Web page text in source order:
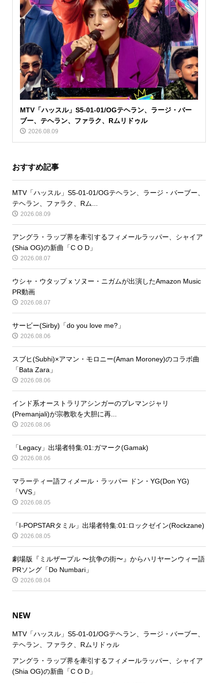
MTV「ハッスル」S5-01-01/OGテヘラン、ラージ・バー
ブー、テヘラン、ファラク、Rムリドゥル
2026.08.09
おすすめ記事
MTV「ハッスル」S5-01-01/OGテヘラン、ラージ・バーブー、
テヘラン、ファラク、Rム...
2026.08.09
アングラ・ラップ界を牽引するフィメールラッパー、シャイア
(Shia OG)の新曲「C O D」
2026.08.07
ウシャ・ウタップ x ソヌー・ニガムが出演したAmazon Music
PR動画
2026.08.07
サービー(Sirby)「do you love me?」
2026.08.06
スブヒ(Subhi)×アマン・モロニー(Aman Moroney)のコラボ曲
「Bata Zara」
2026.08.06
インド系オーストラリアシンガーのプレマンジャリ
(Premanjali)が宗教歌を大胆に再...
2026.08.06
「Legacy」出場者特集:01:ガマーク(Gamak)
2026.08.06
マラーティー語フィメール・ラッパー ドン・YG(Don YG)
「VVS」
2026.08.05
「I-POPSTARタミル」出場者特集:01:ロックゼイン(Rockzane)
2026.08.05
劇場版『ミルザープル 〜抗争の街〜』からハリヤーンウィー語
PRソング「Do Numbari」
2026.08.04
NEW
MTV「ハッスル」S5-01-01/OGテヘラン、ラージ・バーブー、
テヘラン、ファラク、Rムリドゥル
アングラ・ラップ界を牽引するフィメールラッパー、シャイア
(Shia OG)の新曲「C O D」